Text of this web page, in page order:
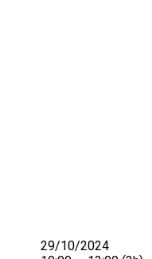
29/10/2024